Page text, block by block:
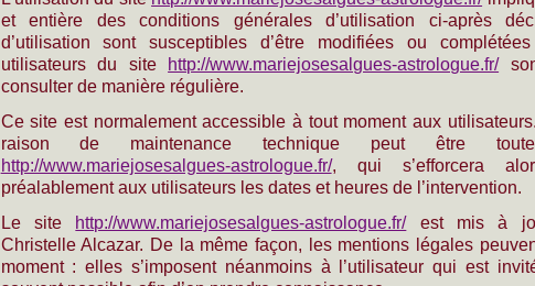
et entière des conditions générales d’utilisation ci-après
d’utilisation sont susceptibles d’être modifiées ou
utilisateurs du site
http://www.mariejosesalgues-astrologue.fr/
consulter de manière régulière.
Ce site est normalement accessible à tout moment aux
raison de maintenance technique peut être
http://www.mariejosesalgues-astrologue.fr/, qui s’efforcera
préalablement aux utilisateurs les dates et heures de l’intervention.
Le site http://www.mariejosesalgues-astrologue.fr/est mis à
Christelle Alcazar. De la même façon, les mentions légales
moment : elles s’imposent néanmoins à l’utilisateur qui est